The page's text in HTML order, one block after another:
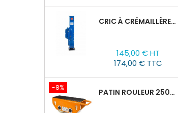
CRIC À CRÉMAILLÈRE TOR SJ, 1,5T/60-600 MM
145,00 € HT
174,00 € TTC
-8% PATIN ROULEUR 2500R-02, CAPACITÉ DE CHARGE 2,5T